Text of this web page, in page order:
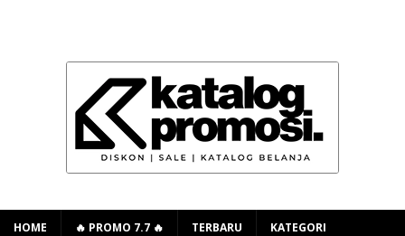
HOME 🔥 PROMO 7.7 🔥 TERBARU KATEGORI